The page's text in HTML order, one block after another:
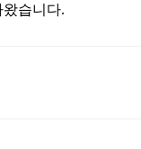
습니다.